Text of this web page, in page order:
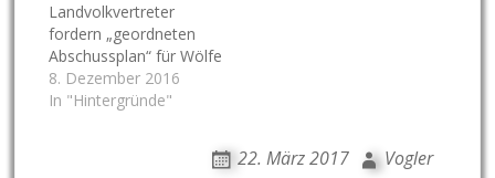
Landvolkvertreter
fordern „geordneten
Abschussplan“ für Wölfe
8. Dezember 2016
In "Hintergründe"
22. März 2017 Vogler